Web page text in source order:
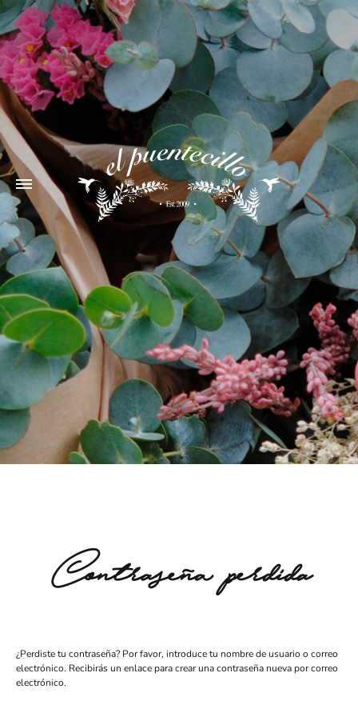
Contraseña perdida
¿Perdiste tu contraseña? Por favor, introduce tu nombre de usuario o correo
electrónico. Recibirás un enlace para crear una contraseña nueva por correo
electrónico.